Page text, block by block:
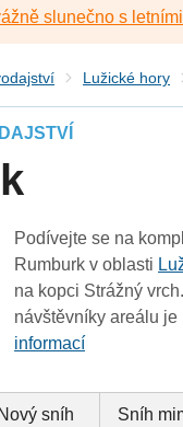
slunečno s
Lužické hory
Podívejte se na
Rumburk v oblasti
na kopci Strážný
návštěvníky areálu
informací
Nový sníh Sníh